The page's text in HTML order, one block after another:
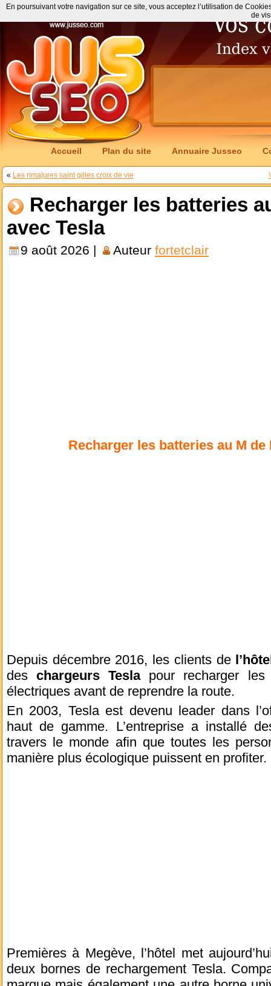
Accueil Plan du site Annuaire Jusseo
« Les rimajures saint gilles croix de vie
Recharger les batteries
avec Tesla
9 août 2026 | Auteur fortetclair
Recharger les batteries au M de
Depuis décembre 2016, les clients de
deschargeurs Tesla pour recharger
électriques avant de reprendre la route.
En 2003, Tesla est devenu leader dans
haut de gamme. L’entreprise a installé
travers le monde afin que toutes les
manière plus écologique puissent en profiter.
Premières à Megève, l’hôtel met
deux bornes de rechargement Tesla.
En poursuivant votre navigation sur ce site, vous acceptez l’utilisation de
de